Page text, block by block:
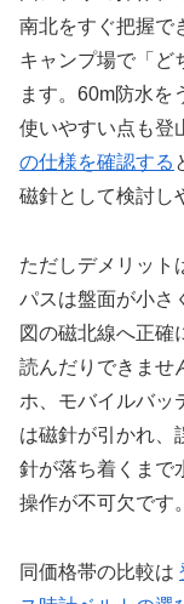
南北をすぐ把握で
キャンプ場で「ど
ます。60m防水を
使いやすい点も登
の仕様を確認する
磁針として検討し
ただしデメリット
パスは盤面が小さ
図の磁北線へ正確
読んだりできませ
ホ、モバイルバッ
は磁針が引かれ、
針が落ち着くまで
操作が不可欠です。
同価格帯の比較は